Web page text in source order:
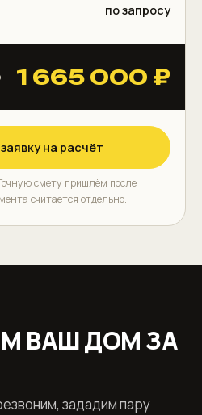
по запросу
1 665 000 ₽
на расчёт
смету пришлём после
считается отдельно.
ВАШ ДОМ ЗА
зададим пару